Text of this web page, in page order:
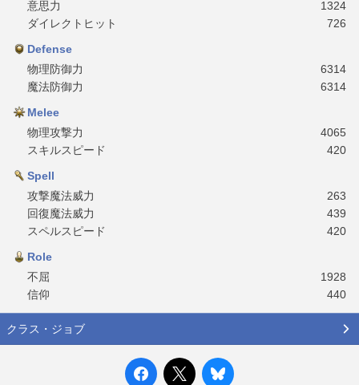
意思力
1324
ダイレクトヒット
726
Defense
物理防御力
6314
魔法防御力
6314
Melee
物理攻撃力
4065
スキルスピード
420
Spell
攻撃魔法威力
263
回復魔法威力
439
スペルスピード
420
Role
不屈
1928
信仰
440
クラス・ジョブ